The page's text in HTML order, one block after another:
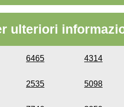
ulteriori
6465 4314
2535 5098